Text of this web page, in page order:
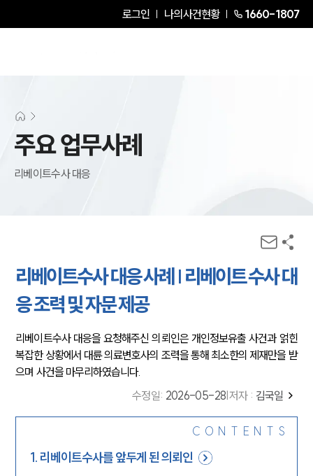
로그인 나의사건현황 1660-1807
주요 업무사례
리베이트수사 대응
리베이트수사 대응 사례 | 리베이트 수사 대
응 조력 및 자문 제공
리베이트수사 대응을 요청해주신 의뢰인은 개인정보유출 사건과 얽힌
복잡한 상황에서 대륜 의료변호사의 조력을 통해 최소한의 제재만을 받
으며 사건을 마무리하였습니다.
수정일: 2026-05-28 저자 : 김국일
CONTENTS
1. 리베이트수사를 앞두게 된 의뢰인